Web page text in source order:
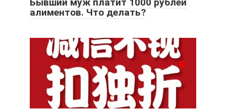
Бывший муж платит 1000 рублей
алиментов. Что делать?